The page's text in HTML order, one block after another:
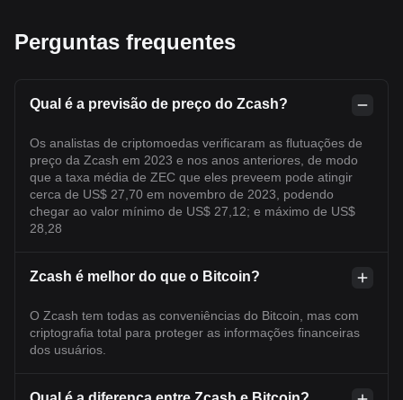
Perguntas frequentes
Qual é a previsão de preço do Zcash?
Os analistas de criptomoedas verificaram as flutuações de
preço da Zcash em 2023 e nos anos anteriores, de modo
que a taxa média de ZEC que eles preveem pode atingir
cerca de US$ 27,70 em novembro de 2023, podendo
chegar ao valor mínimo de US$ 27,12; e máximo de US$
28,28
Zcash é melhor do que o Bitcoin?
O Zcash tem todas as conveniências do Bitcoin, mas com
criptografia total para proteger as informações financeiras
dos usuários.